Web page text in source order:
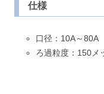
仕様
口径：10A～80A
ろ過粒度：150メ